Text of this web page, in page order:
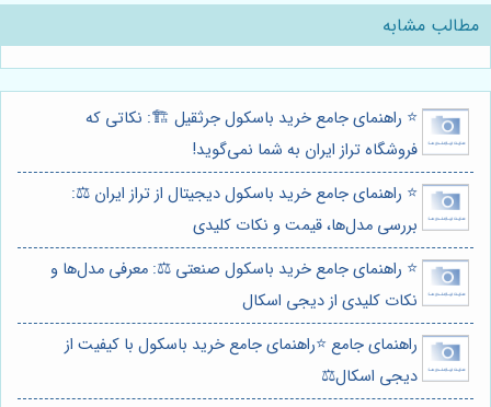
مطالب مشابه
⭐️ راهنمای جامع خرید باسکول جرثقیل 🏗️: نکاتی که
فروشگاه تراز ایران به شما نمی‌گوید!
⭐️ راهنمای جامع خرید باسکول دیجیتال از تراز ایران ⚖️:
بررسی مدل‌ها، قیمت و نکات کلیدی
⭐️ راهنمای جامع خرید باسکول صنعتی ⚖️: معرفی مدل‌ها و
نکات کلیدی از دیجی اسکال
راهنمای جامع ⭐️راهنمای جامع خرید باسکول با کیفیت از
دیجی اسکال⚖️